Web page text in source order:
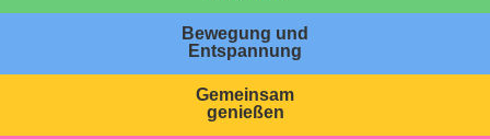
Bewegung und
Entspannung
Gemeinsam
genießen